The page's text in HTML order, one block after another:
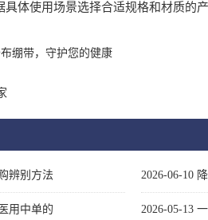
体使用场景选择合适规格和材质的
绷带，守护您的健康
辨别方法 2026-06-10
用中单的 2026-05-13